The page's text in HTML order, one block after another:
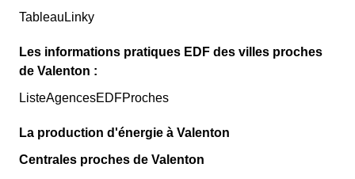
TableauLinky
Les informations pratiques EDF des villes proches
de Valenton :
ListeAgencesEDFProches
La production d'énergie à Valenton
Centrales proches de Valenton